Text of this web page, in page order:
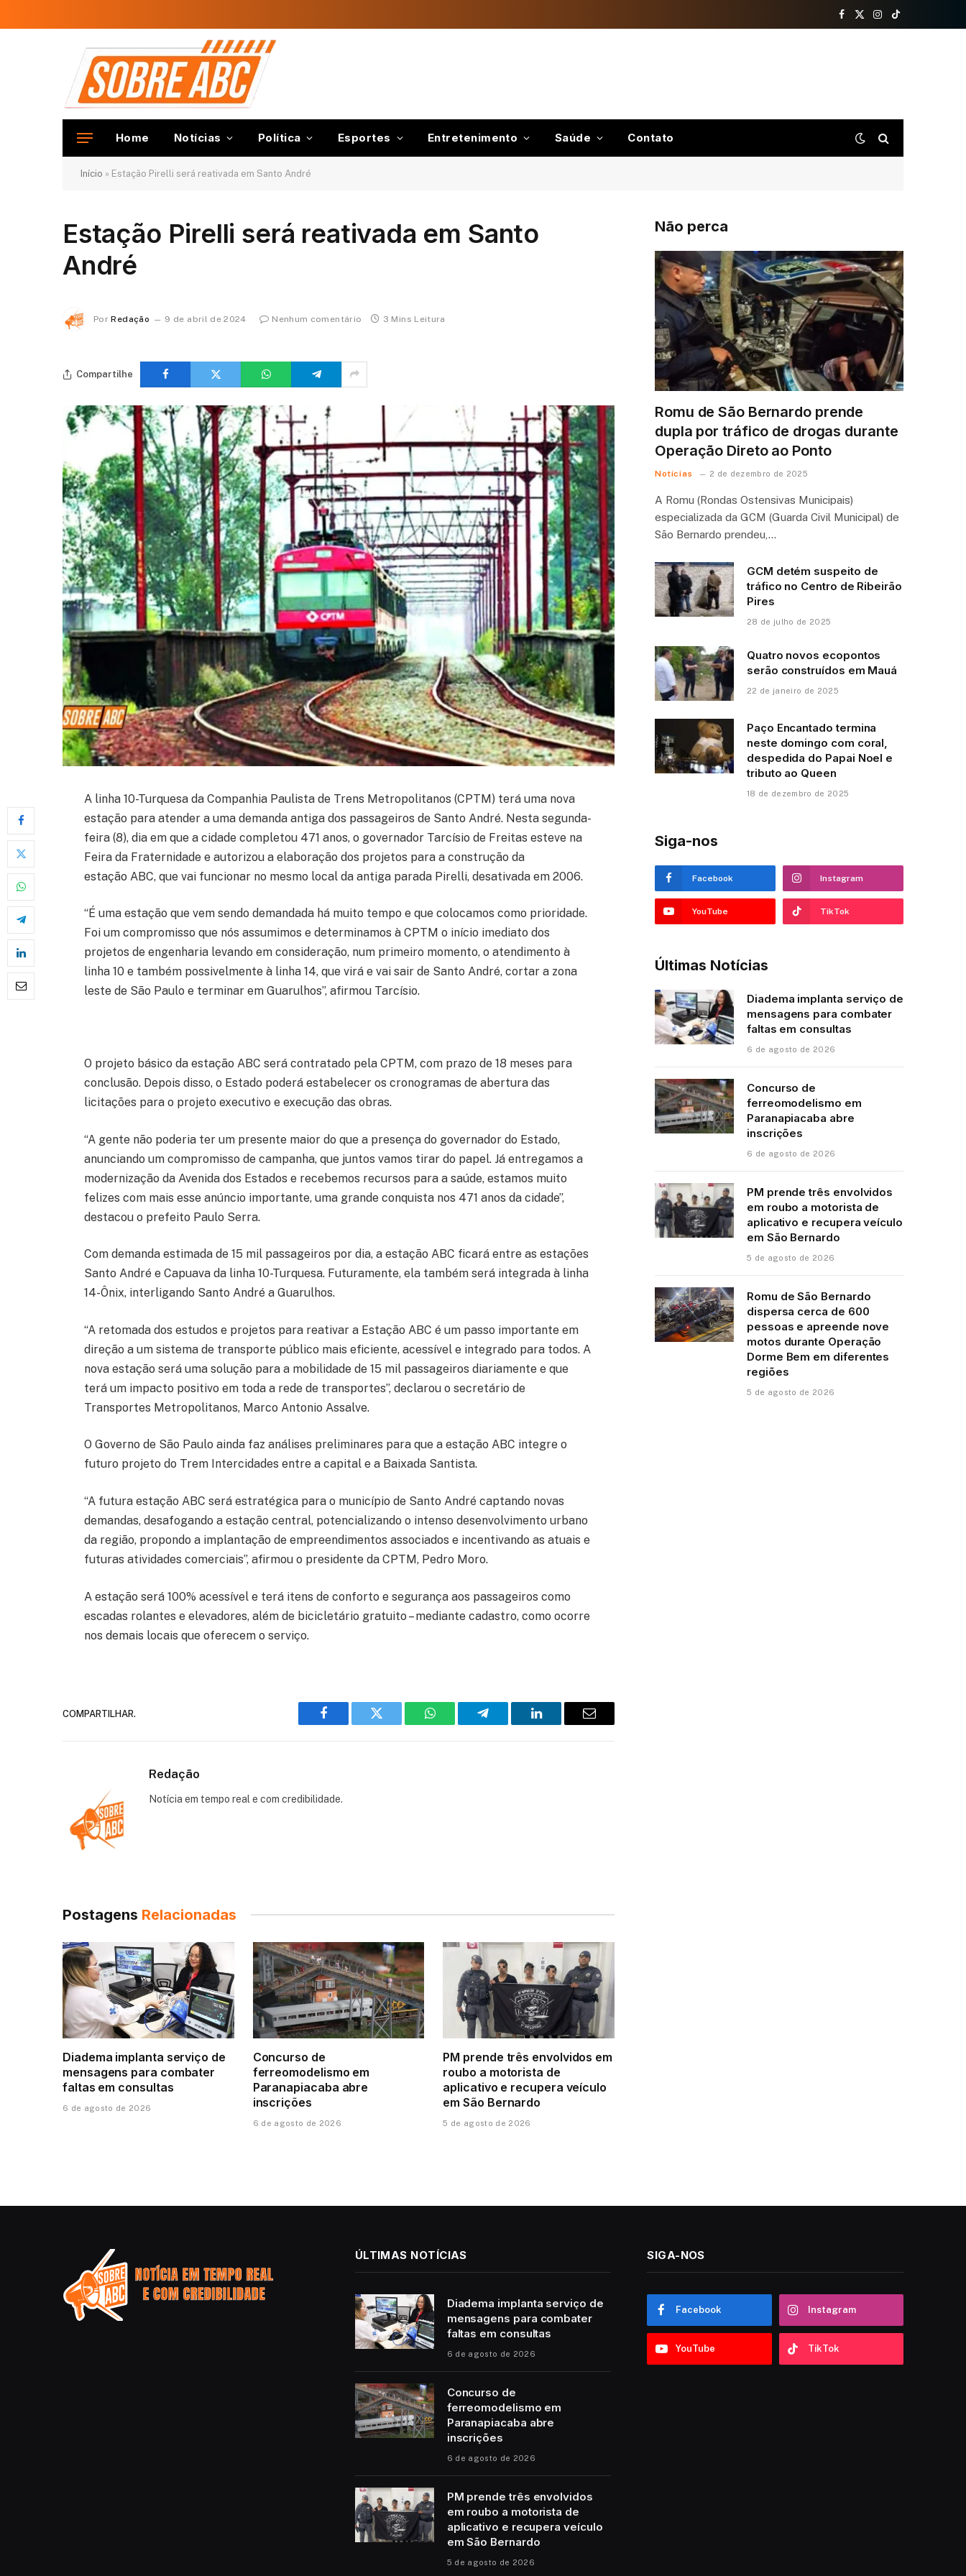
Facebook
X
Instagram
TikTok
Home Notícias Política Esportes Entretenimento Saúde Contato
Início » Estação Pirelli será reativada em Santo André
Estação Pirelli será reativada em Santo
André
Por Redação 9 de abril de 2024 Nenhum comentário 3 Mins Leitura
Compartilhe
A linha 10-Turquesa da Companhia Paulista de Trens Metropolitanos (CPTM) terá uma nova
estação para atender a uma demanda antiga dos passageiros de Santo André. Nesta segunda-
feira (8), dia em que a cidade completou 471 anos, o governador Tarcísio de Freitas esteve na
Feira da Fraternidade e autorizou a elaboração dos projetos para a construção da
estação ABC, que vai funcionar no mesmo local da antiga parada Pirelli, desativada em 2006.
“É uma estação que vem sendo demandada há muito tempo e que colocamos como prioridade.
Foi um compromisso que nós assumimos e determinamos à CPTM o início imediato dos
projetos de engenharia levando em consideração, num primeiro momento, o atendimento à
linha 10 e também possivelmente à linha 14, que virá e vai sair de Santo André, cortar a zona
leste de São Paulo e terminar em Guarulhos”, afirmou Tarcísio.
O projeto básico da estação ABC será contratado pela CPTM, com prazo de 18 meses para
conclusão. Depois disso, o Estado poderá estabelecer os cronogramas de abertura das
licitações para o projeto executivo e execução das obras.
“A gente não poderia ter um presente maior do que a presença do governador do Estado,
anunciando um compromisso de campanha, que juntos vamos tirar do papel. Já entregamos a
modernização da Avenida dos Estados e recebemos recursos para a saúde, estamos muito
felizes com mais esse anúncio importante, uma grande conquista nos 471 anos da cidade”,
destacou o prefeito Paulo Serra.
Com demanda estimada de 15 mil passageiros por dia, a estação ABC ficará entre as estações
Santo André e Capuava da linha 10-Turquesa. Futuramente, ela também será integrada à linha
14-Ônix, interligando Santo André a Guarulhos.
“A retomada dos estudos e projetos para reativar a Estação ABC é um passo importante em
direção a um sistema de transporte público mais eficiente, acessível e integrado para todos. A
nova estação será uma solução para a mobilidade de 15 mil passageiros diariamente e que
terá um impacto positivo em toda a rede de transportes”, declarou o secretário de
Transportes Metropolitanos, Marco Antonio Assalve.
O Governo de São Paulo ainda faz análises preliminares para que a estação ABC integre o
futuro projeto do Trem Intercidades entre a capital e a Baixada Santista.
“A futura estação ABC será estratégica para o município de Santo André captando novas
demandas, desafogando a estação central, potencializando o intenso desenvolvimento urbano
da região, propondo a implantação de empreendimentos associados e incentivando as atuais e
futuras atividades comerciais”, afirmou o presidente da CPTM, Pedro Moro.
A estação será 100% acessível e terá itens de conforto e segurança aos passageiros como
escadas rolantes e elevadores, além de bicicletário gratuito – mediante cadastro, como ocorre
nos demais locais que oferecem o serviço.
COMPARTILHAR.
Facebook Twitter WhatsAppTelegram LinkedIn Email
Redação
Notícia em tempo real e com credibilidade.
Postagens Relacionadas
Diadema implanta serviço de
mensagens para combater
faltas em consultas
6 de agosto de 2026
Concurso de
ferreomodelismo em
Paranapiacaba abre
inscrições
6 de agosto de 2026
PM prende três envolvidos em
roubo a motorista de
aplicativo e recupera veículo
em São Bernardo
5 de agosto de 2026
Não perca
Romu de São Bernardo prende
dupla por tráfico de drogas durante
Operação Direto ao Ponto
Notícias 2 de dezembro de 2025
A Romu (Rondas Ostensivas Municipais)
especializada da GCM (Guarda Civil Municipal) de
São Bernardo prendeu,…
GCM detém suspeito de
tráfico no Centro de Ribeirão
Pires
28 de julho de 2025
Quatro novos ecopontos
serão construídos em Mauá
22 de janeiro de 2025
Paço Encantado termina
neste domingo com coral,
despedida do Papai Noel e
tributo ao Queen
18 de dezembro de 2025
Siga-nos
Facebook Instagram
YouTube TikTok
Últimas Notícias
Diadema implanta serviço de
mensagens para combater
faltas em consultas
6 de agosto de 2026
Concurso de
ferreomodelismo em
Paranapiacaba abre
inscrições
6 de agosto de 2026
PM prende três envolvidos
em roubo a motorista de
aplicativo e recupera veículo
em São Bernardo
5 de agosto de 2026
Romu de São Bernardo
dispersa cerca de 600
pessoas e apreende nove
motos durante Operação
Dorme Bem em diferentes
regiões
5 de agosto de 2026
ÚLTIMAS NOTÍCIAS
Diadema implanta serviço de
mensagens para combater
faltas em consultas
6 de agosto de 2026
Concurso de
ferreomodelismo em
Paranapiacaba abre
inscrições
6 de agosto de 2026
PM prende três envolvidos
em roubo a motorista de
aplicativo e recupera veículo
em São Bernardo
5 de agosto de 2026
SIGA-NOS
Facebook Instagram
YouTube TikTok